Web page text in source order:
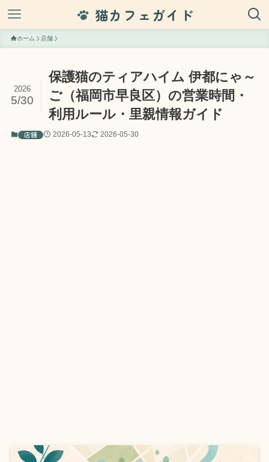
猫カフェガイド
ホーム 店舗
保護猫のティアハイム 伊都にゃ～
ご（福岡市早良区）の営業時間・
利用ルール・里親情報ガイド
2026
5/30
店舗 2026-05-13 2026-05-30